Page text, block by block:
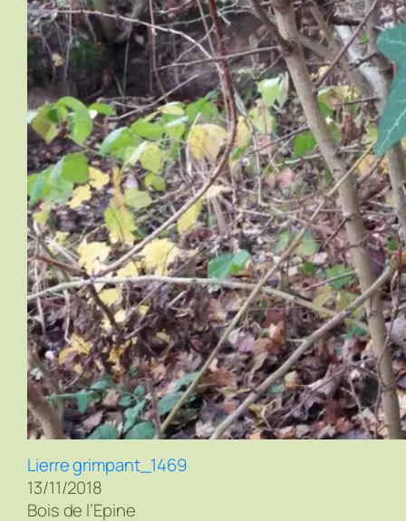
Lierre grimpant_1469
13/11/2018
Bois de l’Epine